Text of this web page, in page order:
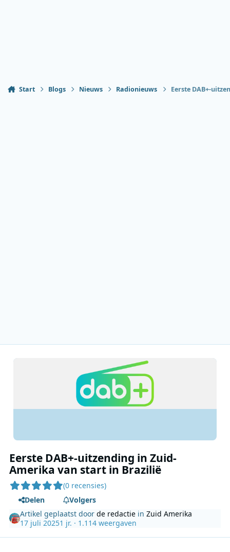
Start Blogs Nieuws Radionieuws Eerste DAB+-
Eerste DAB+-uitzending in Zuid-
Amerika van start in Brazilië
(0 recensies)
Delen
Volgers
Artikel geplaatst doorde redactie inZuid Amerika
17 juli 20251 jr. · 1.114 weergaven